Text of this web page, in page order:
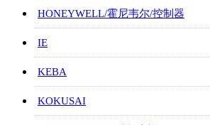
HONEYWELL/霍尼韦尔/控制器
IE
KEBA
KOKUSAI